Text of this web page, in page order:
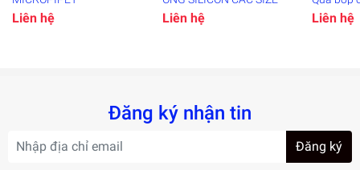
Liên hệ Liên hệ
pippet
Liên hệ
Đăng ký nhận tin
Đăng ký